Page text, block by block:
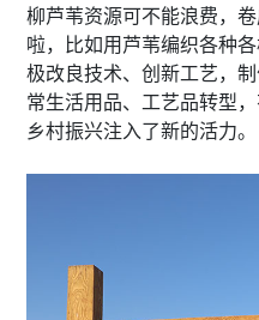
柳芦苇资源可不能浪费，
啦，比如用芦苇编织各种
极改良技术、创新工艺，
常生活用品、工艺品转型
乡村振兴注入了新的活力。